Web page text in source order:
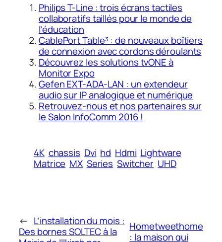
Philips T-Line : trois écrans tactiles
collaboratifs taillés pour le monde de
l’éducation
CablePort Table³ : de nouveaux boîtiers
de connexion avec cordons déroulants
Découvrez les solutions tvONE à
Monitor Expo
Gefen EXT-ADA-LAN : un extendeur
audio sur IP analogique et numérique
Retrouvez-nous et nos partenaires sur
le Salon InfoComm 2016 !
4K chassis Dvi hd Hdmi Lightware
Matrice MX Series Switcher UHD
← L’installation du mois :
Des bornes SOLTEC à la
Hometweethome
: la maison qui